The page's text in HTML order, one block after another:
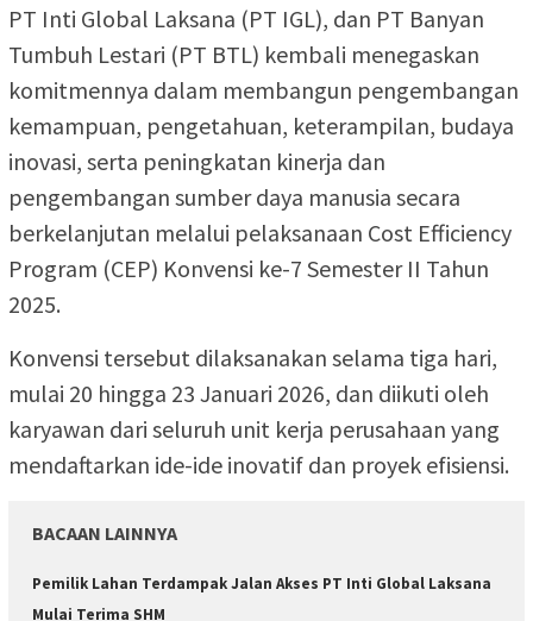
PT Inti Global Laksana (PT IGL), dan PT Banyan
Tumbuh Lestari (PT BTL) kembali menegaskan
komitmennya dalam membangun pengembangan
kemampuan, pengetahuan, keterampilan, budaya
inovasi, serta peningkatan kinerja dan
pengembangan sumber daya manusia secara
berkelanjutan melalui pelaksanaan Cost Efficiency
Program (CEP) Konvensi ke-7 Semester II Tahun
2025.
Konvensi tersebut dilaksanakan selama tiga hari,
mulai 20 hingga 23 Januari 2026, dan diikuti oleh
karyawan dari seluruh unit kerja perusahaan yang
mendaftarkan ide-ide inovatif dan proyek efisiensi.
BACAAN LAINNYA
Pemilik Lahan Terdampak Jalan Akses PT Inti Global Laksana
Mulai Terima SHM